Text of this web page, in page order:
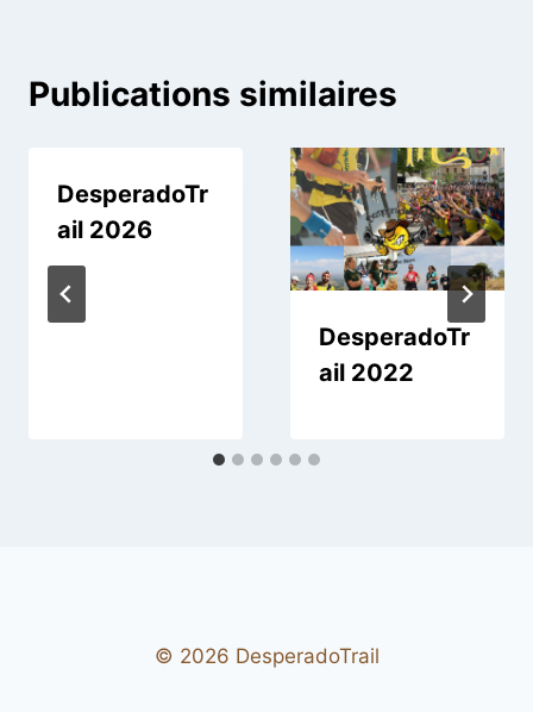
Publications similaires
DesperadoTr
ail 2026
DesperadoTr
ail 2022
© 2026 DesperadoTrail